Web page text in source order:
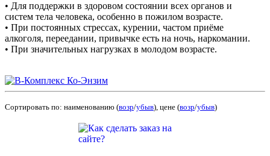
• Для поддержки в здоровом состоянии всех органов и
систем тела человека, особенно в пожилом возрасте.
• При постоянных стрессах, курении, частом приёме
алкоголя, переедании, привычке есть на ночь, наркомании.
• При значительных нагрузках в молодом возрасте.
Сортировать по: наименованию (возр/убыв), цене (возр/убыв)